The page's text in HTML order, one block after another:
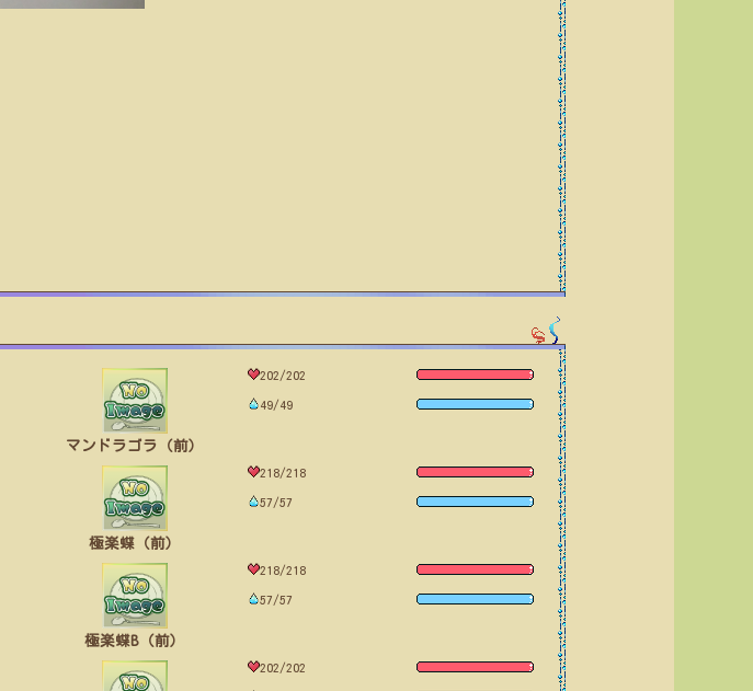
マンドラゴラ（前）
202/202
49/49
極楽蝶（前）
218/218
57/57
極楽蝶B（前）
218/218
57/57
202/202